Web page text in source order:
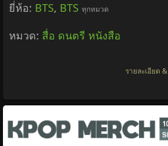
ยี่ห้อ: BTS, BTS ทุกหมวด
หมวด: สื่อ ดนตรี หนังสือ
รายละเอียด &